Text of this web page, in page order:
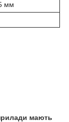
мм
мають